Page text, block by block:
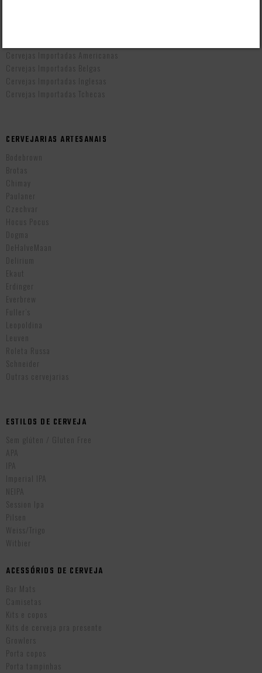
Cervejas Importadas Americanas
Cervejas Importadas Belgas
Cervejas Importadas Inglesas
Cervejas Importadas Tchecas
CERVEJARIAS ARTESANAIS
Bodebrown
Brotas
Chimay
Paulaner
Czechvar
Hocus Pocus
Dogma
DeHalveMaan
Delirium
Ekaut
Erdinger
Everbrew
Fuller’s
Leopoldina
Leuven
Roleta Russa
Schneider
Outras cervejarias
ESTILOS DE CERVEJA
Sem glúten / Gluten Free
APA
IPA
Imperial IPA
NEIPA
Session Ipa
Pilsen
Weiss/Trigo
Witbier
ACESSÓRIOS DE CERVEJA
Bar Mats
Camisetas
Kits e copos
Kits de cerveja pra presente
Growlers
Porta copos
Porta tampinhas